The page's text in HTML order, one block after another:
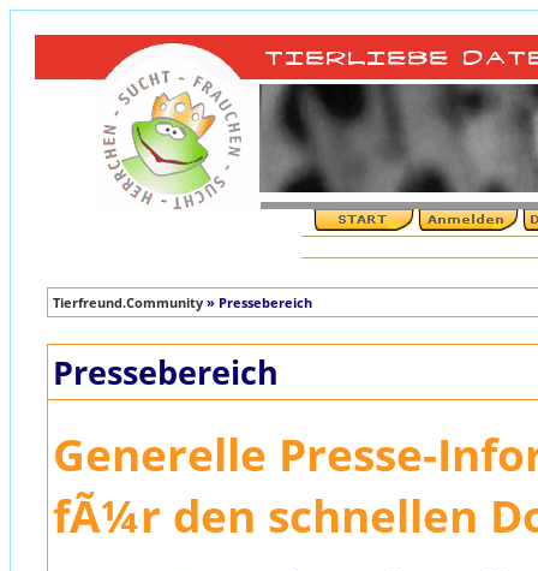
Tierfreund.Community » Pressebereich
Pressebereich
Generelle Presse-
fÃ¼r den schnellen